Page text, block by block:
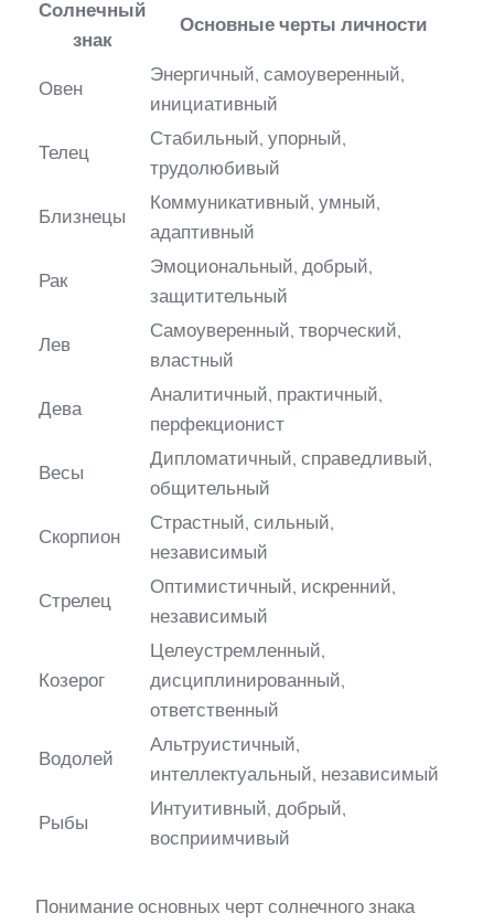
Солнечный
знак
Основные черты личности
Овен
Энергичный, самоуверенный,
инициативный
Телец
Стабильный, упорный,
трудолюбивый
Близнецы
Коммуникативный, умный,
адаптивный
Рак
Эмоциональный, добрый,
защитительный
Лев
Самоуверенный, творческий,
властный
Дева
Аналитичный, практичный,
перфекционист
Весы
Дипломатичный, справедливый,
общительный
Скорпион
Страстный, сильный,
независимый
Стрелец
Оптимистичный, искренний,
независимый
Козерог
Целеустремленный,
дисциплинированный,
ответственный
Водолей
Альтруистичный,
интеллектуальный, независимый
Рыбы
Интуитивный, добрый,
восприимчивый
Понимание основных черт солнечного знака